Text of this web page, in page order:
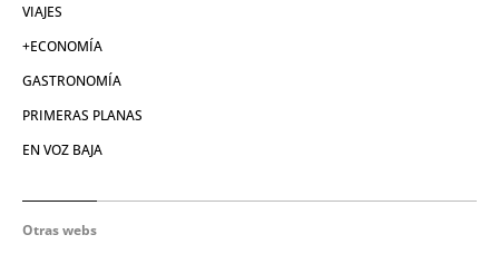
VIAJES
+ECONOMÍA
GASTRONOMÍA
PRIMERAS PLANAS
EN VOZ BAJA
Otras webs